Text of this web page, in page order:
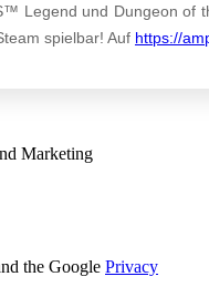
Legend und Dungeon
spielbar! Auf https://
Marketing
the Google Privacy